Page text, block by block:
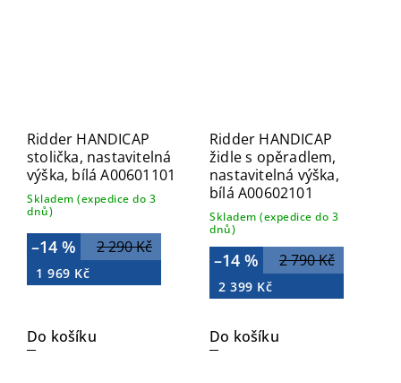
Ridder HANDICAP
stolička, nastavitelná
výška, bílá A00601101
Skladem (expedice do 3
dnů)
2 290 Kč
–14 %
1 969 Kč
Do košíku
Ridder HANDICAP
židle s opěradlem,
nastavitelná výška,
bílá A00602101
Skladem (expedice do 3
dnů)
2 790 Kč
–14 %
2 399 Kč
Do košíku